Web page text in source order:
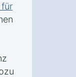
für